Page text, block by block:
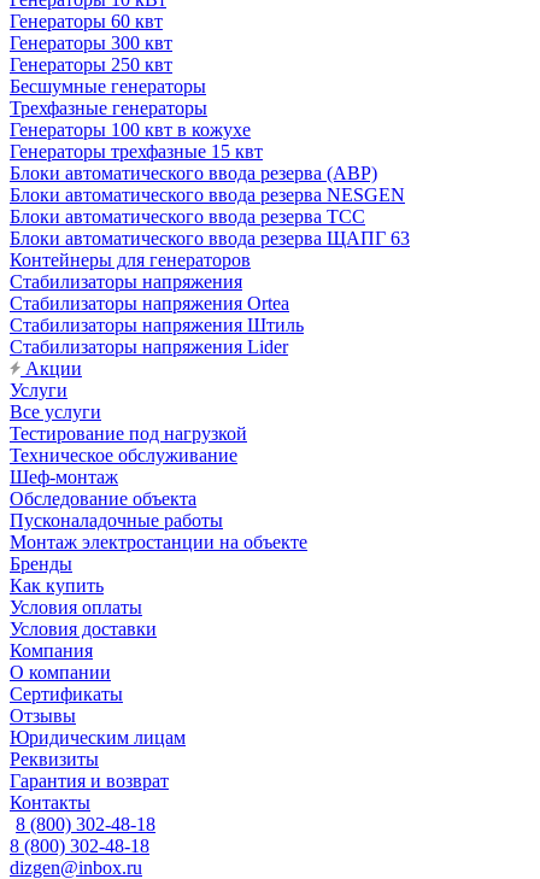
Генераторы 60 квт
Генераторы 300 квт
Генераторы 250 квт
Бесшумные генераторы
Трехфазные генераторы
Генераторы 100 квт в кожухе
Генераторы трехфазные 15 квт
Блоки автоматического ввода резерва (АВР)
Блоки автоматического ввода резерва NESGEN
Блоки автоматического ввода резерва ТСС
Блоки автоматического ввода резерва ЩАПГ 63
Контейнеры для генераторов
Стабилизаторы напряжения
Стабилизаторы напряжения Ortea
Стабилизаторы напряжения Штиль
Стабилизаторы напряжения Lider
Акции
Услуги
Все услуги
Тестирование под нагрузкой
Техническое обслуживание
Шеф-монтаж
Обследование объекта
Пусконаладочные работы
Монтаж электростанции на объекте
Бренды
Как купить
Условия оплаты
Условия доставки
Компания
О компании
Сертификаты
Отзывы
Юридическим лицам
Реквизиты
Гарантия и возврат
Контакты
8 (800) 302-48-18
8 (800) 302-48-18
dizgen@inbox.ru